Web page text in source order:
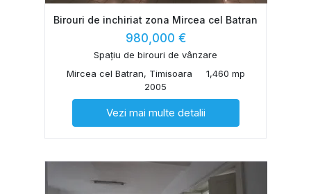
Birouri de inchiriat zona Mircea cel Batran
980,000 €
Spațiu de birouri de vânzare
Mircea cel Batran, Timisoara
1,460 mp
2005
Vezi mai multe detalii